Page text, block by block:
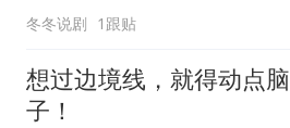
冬冬说剧 1跟贴
想过边境线，就得动点脑
子！